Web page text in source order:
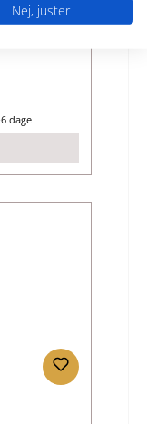
dage
Nej, juster